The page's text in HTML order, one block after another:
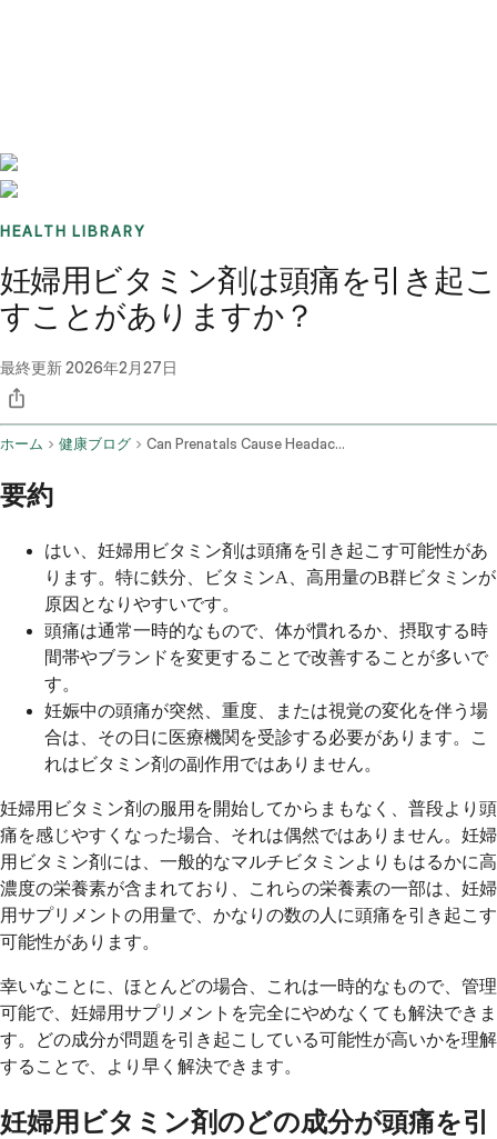
HEALTH LIBRARY
妊婦用ビタミン剤は頭痛を引き起こ
すことがありますか？
最終更新2026年2月27日
ホーム 健康ブログ Can Prenatals Cause Headaches
要約
はい、妊婦用ビタミン剤は頭痛を引き起こす可能性があ
ります。特に鉄分、ビタミンA、高用量のB群ビタミンが
原因となりやすいです。
頭痛は通常一時的なもので、体が慣れるか、摂取する時
間帯やブランドを変更することで改善することが多いで
す。
妊娠中の頭痛が突然、重度、または視覚の変化を伴う場
合は、その日に医療機関を受診する必要があります。こ
れはビタミン剤の副作用ではありません。
妊婦用ビタミン剤の服用を開始してからまもなく、普段より頭
痛を感じやすくなった場合、それは偶然ではありません。妊婦
用ビタミン剤には、一般的なマルチビタミンよりもはるかに高
濃度の栄養素が含まれており、これらの栄養素の一部は、妊婦
用サプリメントの用量で、かなりの数の人に頭痛を引き起こす
可能性があります。
幸いなことに、ほとんどの場合、これは一時的なもので、管理
可能で、妊婦用サプリメントを完全にやめなくても解決できま
す。どの成分が問題を引き起こしている可能性が高いかを理解
することで、より早く解決できます。
妊婦用ビタミン剤のどの成分が頭痛を引